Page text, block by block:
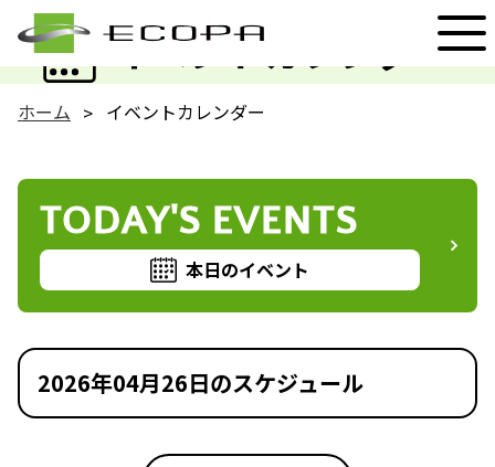
イベントカレンダー
EVENT
ホーム イベントカレンダー
TODAY'S EVENTS
本日のイベント
2026年04月26日のスケジュール